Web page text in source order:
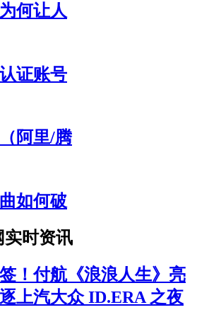
何让人
证账号
阿里/腾
如何破
实时资讯
！付航《浪浪人生》亮
上汽大众 ID.ERA 之夜